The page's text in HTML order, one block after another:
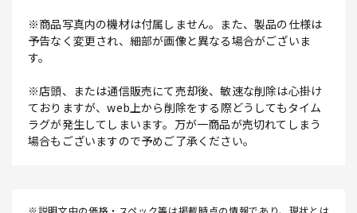
※商品写真内の機材は付属しません。また、製品の仕様は
予告なく変更され、細部が画像と異なる場合がございま
す。
※店頭、または通信販売にて売却後、敏速な削除は心掛け
ておりますが、web上から削除をする際どうしてもタイム
ラグが発生してしまいます。万が一商品が売切れてしまう
場合もございますので予めご了承ください。